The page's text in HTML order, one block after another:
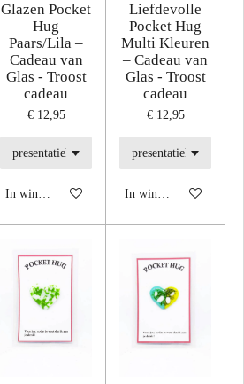
Glazen Pocket
Hug
Paars/Lila –
Cadeau van
Glas - Troost
cadeau
€ 12,95
In winkelwagen
Liefdevolle
Pocket Hug
Multi Kleuren
– Cadeau van
Glas - Troost
cadeau
€ 12,95
In winkelwagen